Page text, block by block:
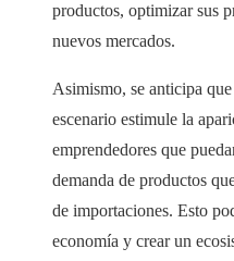
productos, optimizar sus
nuevos mercados.
Asimismo, se anticipa
escenario estimule la
emprendedores que
demanda de productos
de importaciones. Esto
economía y crear un